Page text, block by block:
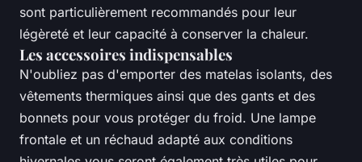
sont particulièrement recommandés pour leur
légèreté et leur capacité à conserver la chaleur.
Les accessoires indispensables
N'oubliez pas d'emporter des matelas isolants, des
vêtements thermiques ainsi que des gants et des
bonnets pour vous protéger du froid. Une lampe
frontale et un réchaud adapté aux conditions